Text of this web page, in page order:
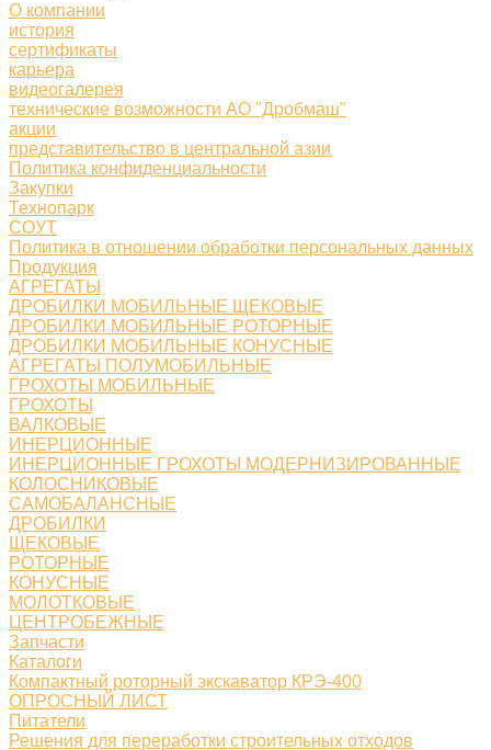
О компании
история
сертификаты
карьера
видеогалерея
технические возможности АО "Дробмаш"
акции
представительство в центральной азии
Политика конфиденциальности
Закупки
Технопарк
СОУТ
Политика в отношении обработки персональных данных
Продукция
АГРЕГАТЫ
ДРОБИЛКИ МОБИЛЬНЫЕ ЩЕКОВЫЕ
ДРОБИЛКИ МОБИЛЬНЫЕ РОТОРНЫЕ
ДРОБИЛКИ МОБИЛЬНЫЕ КОНУСНЫЕ
АГРЕГАТЫ ПОЛУМОБИЛЬНЫЕ
ГРОХОТЫ МОБИЛЬНЫЕ
ГРОХОТЫ
ВАЛКОВЫЕ
ИНЕРЦИОННЫЕ
ИНЕРЦИОННЫЕ ГРОХОТЫ МОДЕРНИЗИРОВАННЫЕ
КОЛОСНИКОВЫЕ
САМОБАЛАНСНЫЕ
ДРОБИЛКИ
ЩЕКОВЫЕ
РОТОРНЫЕ
КОНУСНЫЕ
МОЛОТКОВЫЕ
ЦЕНТРОБЕЖНЫЕ
Запчасти
Каталоги
Компактный роторный экскаватор КРЭ-400
ОПРОСНЫЙ ЛИСТ
Питатели
Решения для переработки строительных отходов